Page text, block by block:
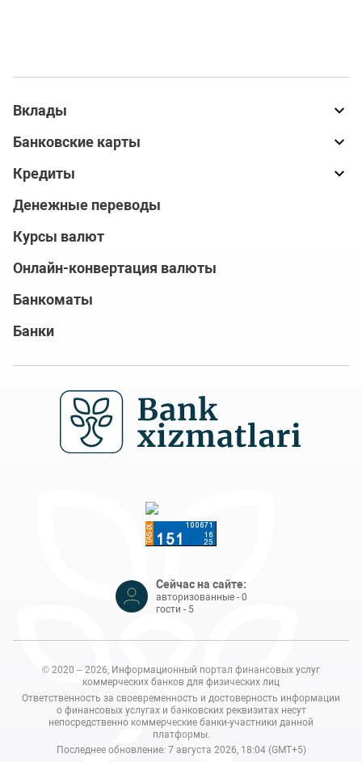
Вклады
Банковские карты
Кредиты
Денежные переводы
Курсы валют
Онлайн-конвертация валюты
Банкоматы
Банки
Сейчас на сайте:
авторизованные - 0
гости - 5
© 2020 – 2026, Информационный портал финансовых услуг
коммерческих банков для физических лиц
Ответственность за своевременность и достоверность информации
о финансовых услугах и банковских реквизитах несут
непосредственно коммерческие банки-участники данной
платформы.
Последнее обновление: 7 августа 2026, 18:04 (GMT+5)